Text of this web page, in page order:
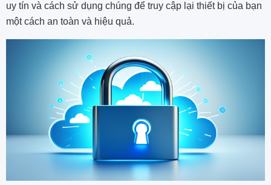
uy tín và cách sử dụng chúng để truy cập lại thiết bị của bạn
một cách an toàn và hiệu quả.